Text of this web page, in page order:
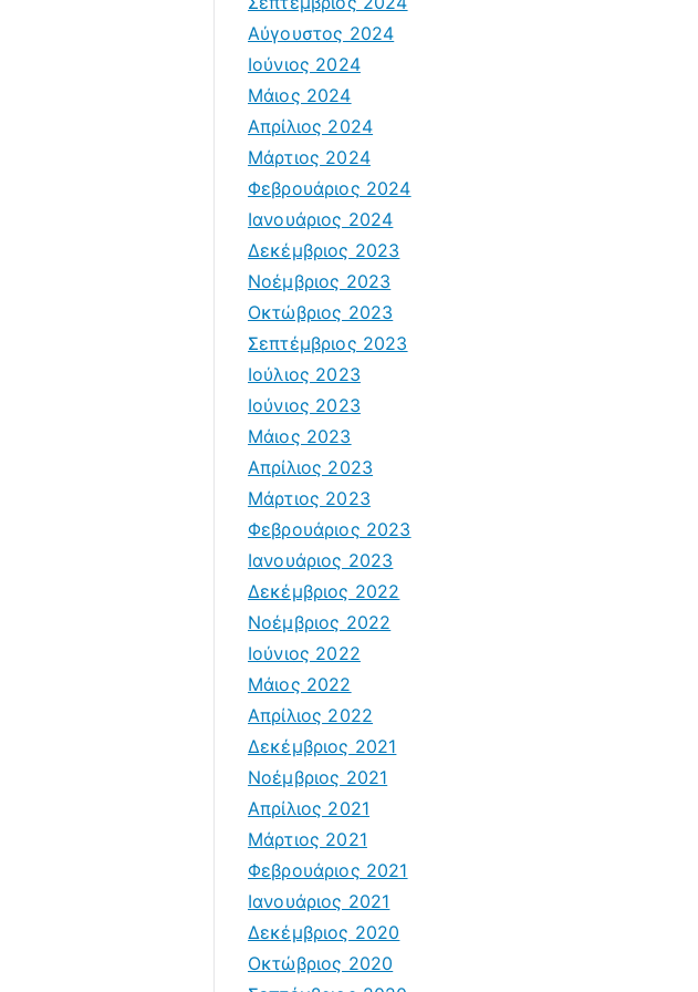
Αύγουστος 2024
Ιούνιος 2024
Μάιος 2024
Απρίλιος 2024
Μάρτιος 2024
Φεβρουάριος 2024
Ιανουάριος 2024
Δεκέμβριος 2023
Νοέμβριος 2023
Οκτώβριος 2023
Σεπτέμβριος 2023
Ιούλιος 2023
Ιούνιος 2023
Μάιος 2023
Απρίλιος 2023
Μάρτιος 2023
Φεβρουάριος 2023
Ιανουάριος 2023
Δεκέμβριος 2022
Νοέμβριος 2022
Ιούνιος 2022
Μάιος 2022
Απρίλιος 2022
Δεκέμβριος 2021
Νοέμβριος 2021
Απρίλιος 2021
Μάρτιος 2021
Φεβρουάριος 2021
Ιανουάριος 2021
Δεκέμβριος 2020
Οκτώβριος 2020